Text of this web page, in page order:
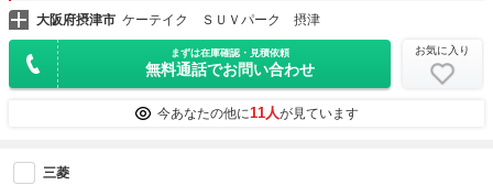
大阪府摂津市 ケーテイク ＳＵＶパーク 摂津
まずは在庫確認・見積依頼
無料通話でお問い合わせ
お気に入り
今あなたの他に11人が見ています
三菱